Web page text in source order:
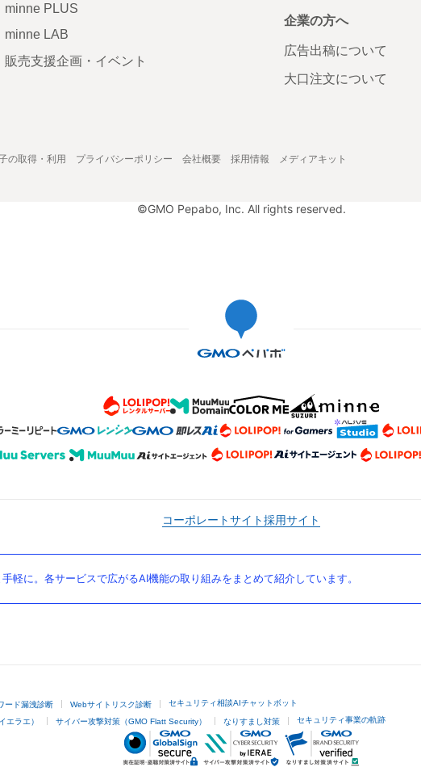
minne PLUS
minne LAB
販売支援企画・イベント
企業の方へ
広告出稿について
大口注文について
の取得・利用 プライバシーポリシー 会社概要 採用情報 メディアキット
©GMO Pepabo, Inc. All rights reserved.
コーポレートサイト採用サイト
軽に。各サービスで広がるAI機能の取り組みをまとめて紹介しています。
ード漏洩診断 Webサイトリスク診断 セキュリティ相談AIチャットボット
エラエ） サイバー攻撃対策（GMO Flatt Security） なりすまし対策 セキュリティ事業の軌跡